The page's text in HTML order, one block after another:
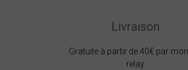
Livraison
Gratuite à partir de 40€ par
relay